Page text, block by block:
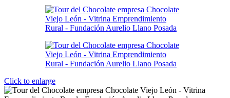
Click to enlarge